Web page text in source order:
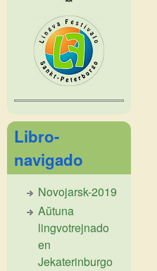
Libro-
navigado
Novojarsk-2019
Aŭtuna
lingvotrejnado
en
Jekaterinburgo